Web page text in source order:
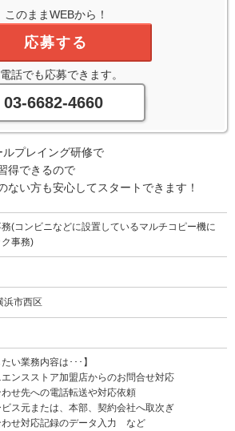
このままWEBから！
応募する
話でも応募できます。
03-6682-4660
プレイング研修で
得できるので
ない方も安心してスタートできます！
(コンビニなどに設置しているマルチコピー機に
事務)
浜市西区
たい業務内容は･･･】
エンスストア加盟店からのお問合せ対応
せ先への電話転送や対応依頼
ス元または、本部、契約会社へ取次ぎ
せ対応記録のデータ入力 など